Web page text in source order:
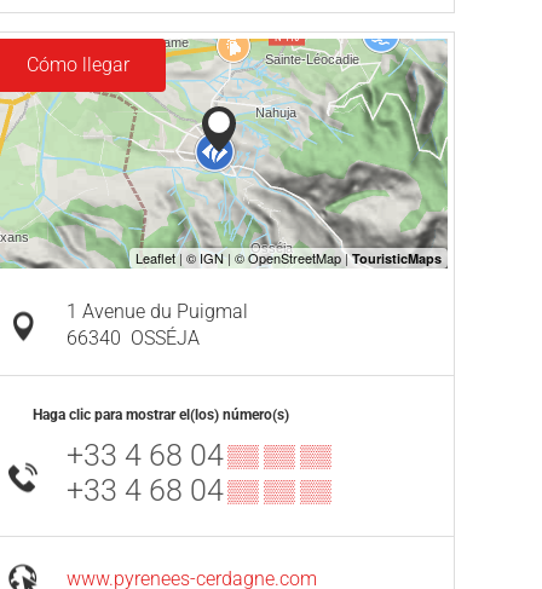
Cómo llegar
1 Avenue du Puigmal
66340 OSSÉJA
Haga clic para mostrar el(los) número(s)
+33 4 68 04▒▒ ▒▒ ▒▒
+33 4 68 04▒▒ ▒▒ ▒▒
www.pyrenees-cerdagne.com